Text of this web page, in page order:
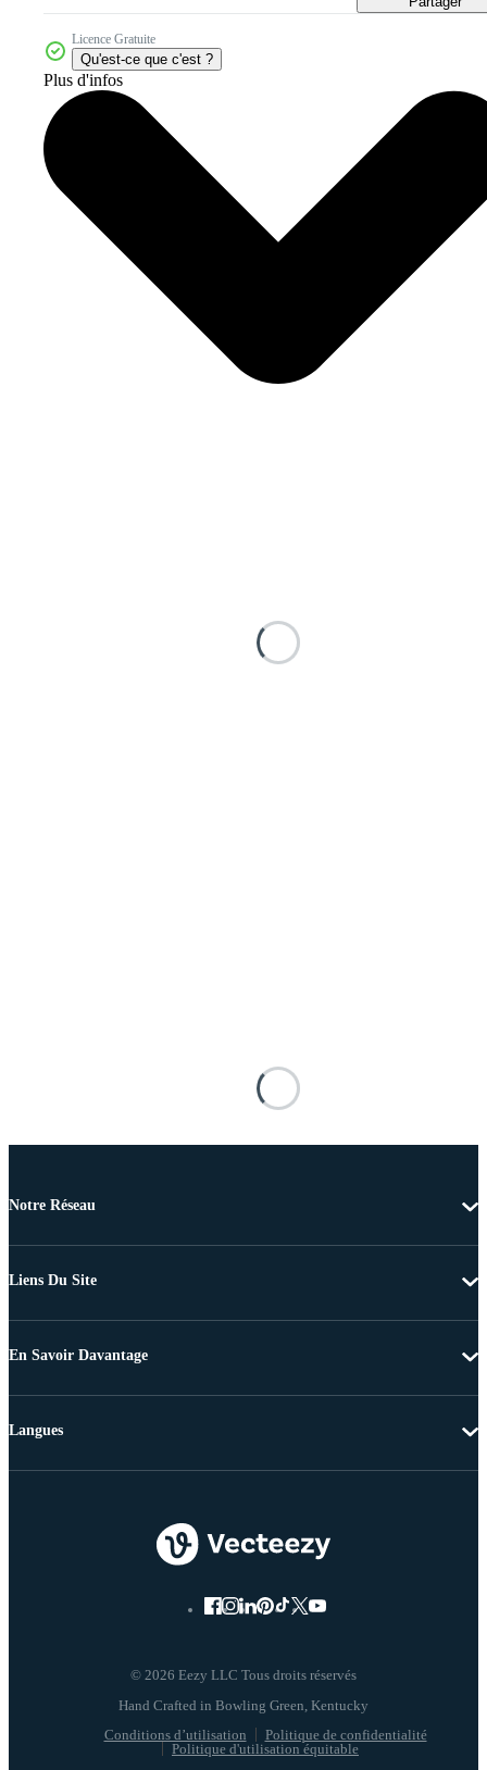
Licence Gratuite
Qu'est-ce que c'est ?
Plus d'infos
Notre Réseau
Liens Du Site
En Savoir Davantage
© 2026 Eezy LLC Tous droits réservés
Conditions d’utilisation
Politique de confidentialité
Politique d'utilisation équitable
Langues